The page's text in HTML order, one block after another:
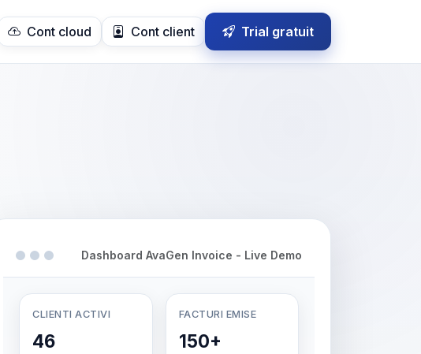
Cont cloud Cont client Trial gratuit
Dashboard AvaGen Invoice - Live Demo
CLIENTI ACTIVI
46
FACTURI EMISE
150+